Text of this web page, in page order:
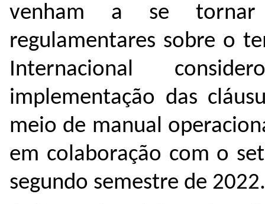
venham a se
regulamentares sobre o
Internacional
implementação das
meio de manual
em colaboração com o
segundo semestre de 2022.